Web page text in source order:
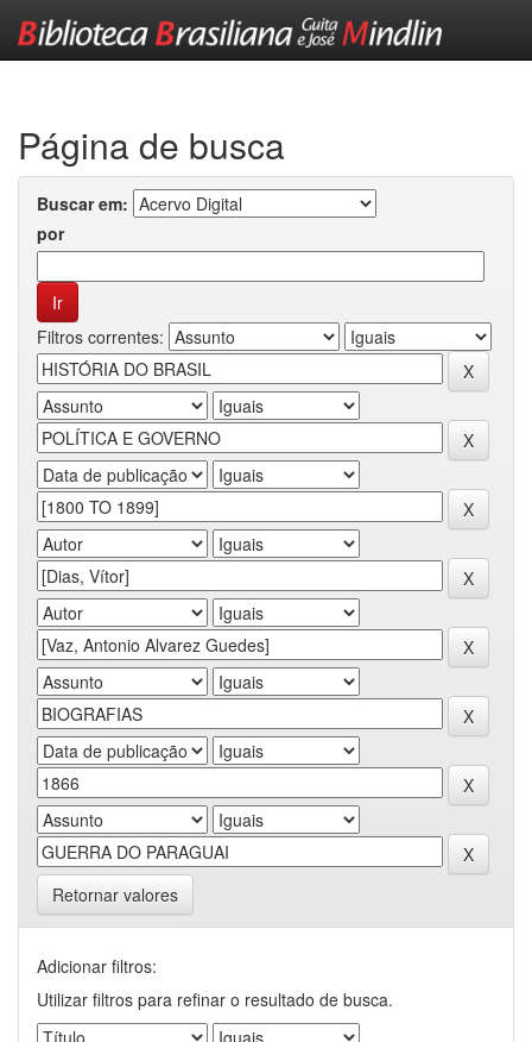
Página de busca
Buscar em:
por
Filtros correntes:
Retornar valores
Adicionar filtros:
Utilizar filtros para refinar o resultado de busca.